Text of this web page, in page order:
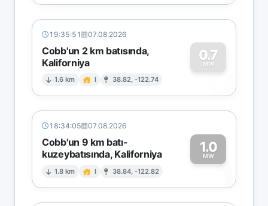
19:35:51 07.08.2026
Cobb'un 2 km batısında,
Kaliforniya
1.6 km I 38.82, -122.74
0.7
MW
0
18:34:05 07.08.2026
Cobb'un 9 km batı-
kuzeybatısında, Kaliforniya
1.8 km I 38.84, -122.82
1.0
MW1